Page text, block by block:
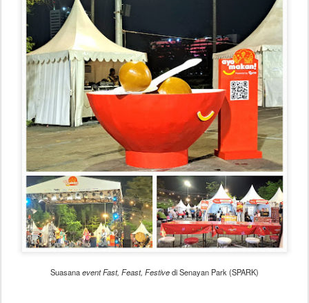
Suasanaevent Fast, Feast, Festivedi Senayan Park (SPARK)